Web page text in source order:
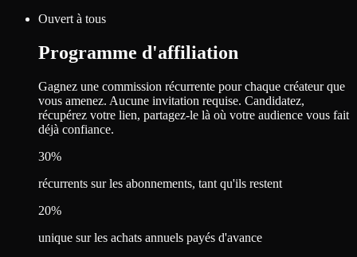
Ouvert à tous
Programme d'affiliation
Gagnez une commission récurrente pour chaque créateur que
vous amenez. Aucune invitation requise. Candidatez,
récupérez votre lien, partagez-le là où votre audience vous fait
déjà confiance.
30%
récurrents sur les abonnements, tant qu'ils restent
20%
unique sur les achats annuels payés d'avance